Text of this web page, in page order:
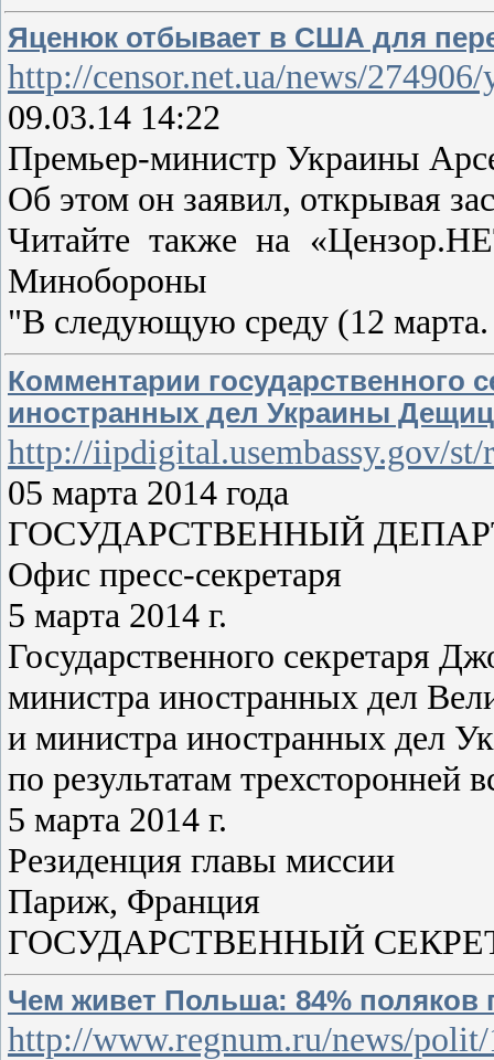
Яценюк отбывает в США для
http://censor.net.ua/news/
09.03.14 14:22
Премьер-министр Украины
Об этом он заявил, открывая
Читайте также на
Минобороны
"В следующую среду (12 марта.
Комментарии государственного
иностранных дел Украины
http://iipdigital.usembassy.gov/
05 марта 2014 года
ГОСУДАРСТВЕННЫЙ
Офис пресс-секретаря
5 марта 2014 г.
Государственного секретаря
министра иностранных дел
и министра иностранных дел
по результатам трехсторонней
5 марта 2014 г.
Резиденция главы миссии
Париж, Франция
ГОСУДАРСТВЕННЫЙ
Чем живет Польша: 84% поляков
http://www.regnum.ru/news/